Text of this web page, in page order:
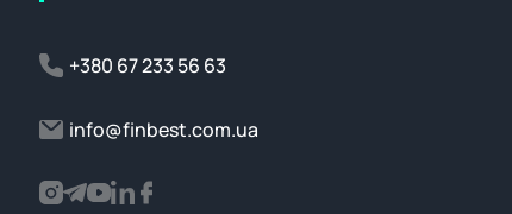
+380 67 233 56 63
info@finbest.com.ua